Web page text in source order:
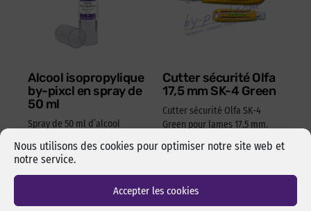
Nous utilisons des cookies pour optimiser notre site web et
notre service.
Accepter les cookies
Alcool isopropylique
by-pixcl en spray de
50 ml
Spray de 50 ml d’alcool
pixcl, idéal pour dégraisser
les surfaces avant
Cutter sécurité Olfa
17,5 mm SK-4 Green
Cutter sécurité Olfa SK-4
Green pour lames 17,5 mm.
Changement de lame rapide
et sans outils. Manche en
Réf Pixcl : OLFA175SK4
15,05€ 18,06€TTC
HT